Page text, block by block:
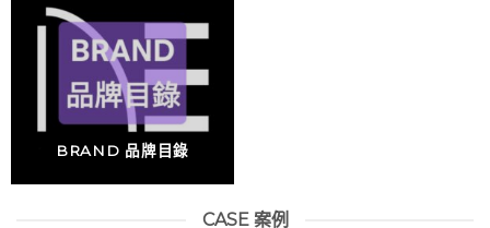
BRAND 品牌目錄
CASE 案例